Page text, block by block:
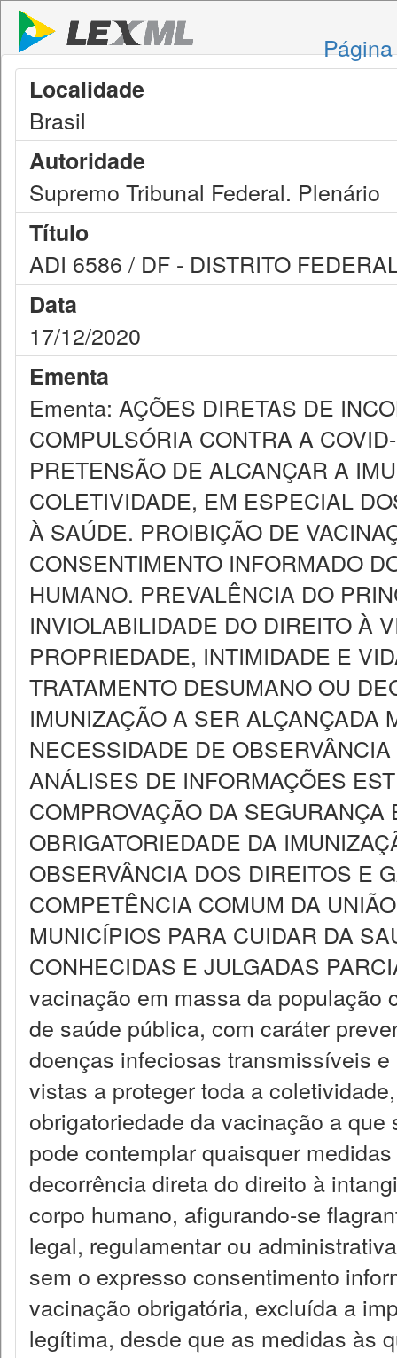
Localidade
Brasil
Autoridade
Supremo Tribunal Federal. Plenário
Título
ADI 6586 / DF - DISTRITO
Data
17/12/2020
Ementa
Ementa: AÇÕES DIRETAS DE
COMPULSÓRIA CONTRA A
PRETENSÃO DE ALCANÇAR A
COLETIVIDADE, EM ESPECIAL
À SAÚDE. PROIBIÇÃO DE
CONSENTIMENTO INFORMADO
HUMANO. PREVALÊNCIA DO
INVIOLABILIDADE DO DIREITO À
PROPRIEDADE, INTIMIDADE E
TRATAMENTO DESUMANO OU
IMUNIZAÇÃO A SER ALÇANÇADA
NECESSIDADE DE
ANÁLISES DE INFORMAÇÕES
COMPROVAÇÃO DA
OBRIGATORIEDADE DA
OBSERVÂNCIA DOS DIREITOS E
COMPETÊNCIA COMUM DA
MUNICÍPIOS PARA CUIDAR DA
CONHECIDAS E JULGADAS
vacinação em massa da população
de saúde pública, com caráter
doenças infeciosas transmissíveis
vistas a proteger toda a
obrigatoriedade da vacinação a
pode contemplar quaisquer
decorrência direta do direito à
corpo humano, afigurando-se
legal, regulamentar ou
sem o expresso consentimento
vacinação obrigatória, excluída a
legítima, desde que as medidas às